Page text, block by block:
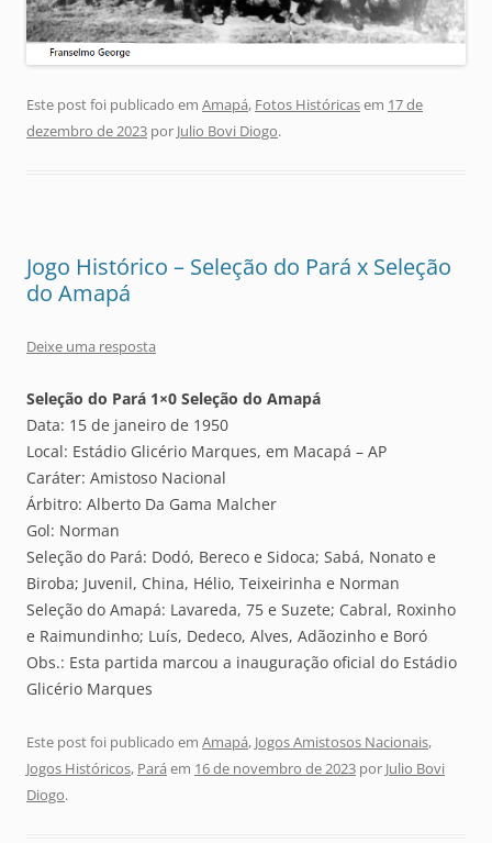
Este post foi publicado em Amapá, Fotos Históricasem 17 de
dezembro de 2023 por Julio Bovi Diogo.
Jogo Histórico – Seleção do Pará x Seleção
do Amapá
Deixe uma resposta
Seleção do Pará 1×0 Seleção do Amapá
Data: 15 de janeiro de 1950
Local: Estádio Glicério Marques, em Macapá – AP
Caráter: Amistoso Nacional
Árbitro: Alberto Da Gama Malcher
Gol: Norman
Seleção do Pará: Dodó, Bereco e Sidoca; Sabá, Nonato e
Biroba; Juvenil, China, Hélio, Teixeirinha e Norman
Seleção do Amapá: Lavareda, 75 e Suzete; Cabral, Roxinho
e Raimundinho; Luís, Dedeco, Alves, Adãozinho e Boró
Obs.: Esta partida marcou a inauguração oficial do Estádio
Glicério Marques
Este post foi publicado em Amapá, Jogos Amistosos Nacionais,
Jogos Históricos, Pará em 16 de novembro de 2023 por Julio Bovi
Diogo.